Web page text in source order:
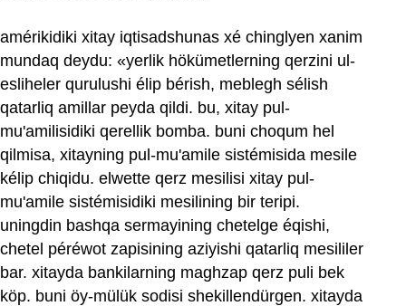
amérikidiki xitay iqtisadshunas xé chinglyen xanim
mundaq deydu: «yerlik hökümetlerning qerzini ul-
esliheler qurulushi élip bérish, meblegh sélish
qatarliq amillar peyda qildi. bu, xitay pul-
mu'amilisidiki qerellik bomba. buni choqum hel
qilmisa, xitayning pul-mu'amile sistémisida mesile
kélip chiqidu. elwette qerz mesilisi xitay pul-
mu'amile sistémisidiki mesilining bir teripi.
uningdin bashqa sermayining chetelge éqishi,
chetel péréwot zapisining aziyishi qatarliq mesililer
bar. xitayda bankilarning maghzap qerz puli bek
köp. buni öy-mülük sodisi shekillendürgen. xitayda